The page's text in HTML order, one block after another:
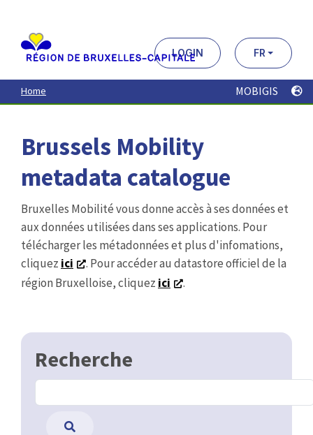
contenu
principal
LOGIN FR
Home MOBIGIS
Brussels Mobility
metadata catalogue
Bruxelles Mobilité vous donne accès à ses données et
aux données utilisées dans ses applications. Pour
télécharger les métadonnées et plus d'infomations,
cliquez ici
. Pour accéder au datastore officiel de la
région Bruxelloise, cliquez ici .
Recherche